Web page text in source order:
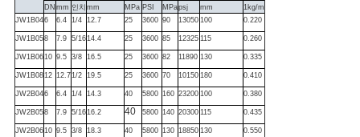
DN mm 인치 mm MPa PSI MPapsj mm
1kg/m
JW1B046 6.4 1/4 12.7 25 3600 90 13050 100 0.220
JW1B058 7.9 5/1614.4 25 3600 85 12325 115 0.260
JW1B0610 9.5 3/8 16.5 25 3600 82 11890 130 0.335
JW1B0812 12.71/2 19.5 25 3600 70 10150 180 0.410
JW2B046 6.4 1/4 14.3 40 5800 160 23200 100 0.380
JW2B058 7.9 5/1616.2 40 5800 140 20300 115 0.435
JW2B0610 9.5 3/8 18.3 40 5800 130 18850 130 0.550